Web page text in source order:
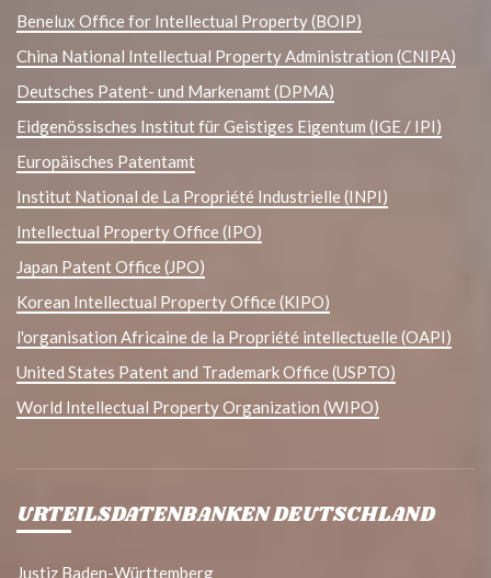
Benelux Office for Intellectual Property (BOIP)
China National Intellectual Property Administration (CNIPA)
Deutsches Patent- und Markenamt (DPMA)
Eidgenössisches Institut für Geistiges Eigentum (IGE / IPI)
Europäisches Patentamt
Institut National de La Propriété Industrielle (INPI)
Intellectual Property Office (IPO)
Japan Patent Office (JPO)
Korean Intellectual Property Office (KIPO)
l'organisation Africaine de la Propriété intellectuelle (OAPI)
United States Patent and Trademark Office (USPTO)
World Intellectual Property Organization (WIPO)
URTEILSDATENBANKEN DEUTSCHLAND
Justiz Baden-Württemberg